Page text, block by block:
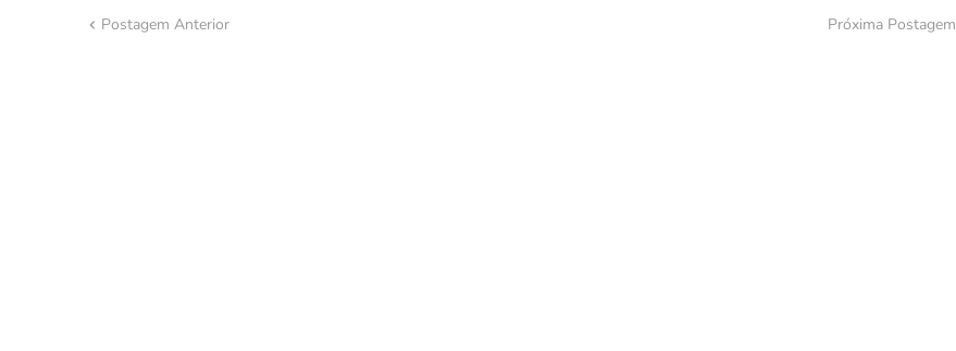
Postagem Anterior Próxima Postagem